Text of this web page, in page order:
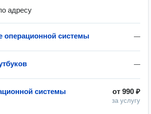
адресу
—
операционной системы
—
от 990 ₽
за услугу
системы